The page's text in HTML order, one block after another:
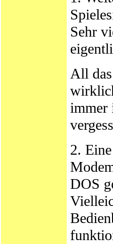
Sehr
All
immer
2.
DOS